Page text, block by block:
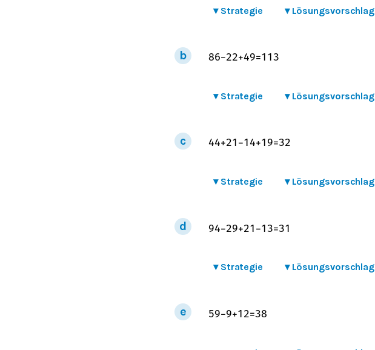
▾ Strategie ▾ Lösungsvorschlag
86−22+49=113
▾ Strategie ▾ Lösungsvorschlag
44+21 −14+19=32
▾ Strategie ▾ Lösungsvorschlag
94−29+21 −13=31
▾ Strategie ▾ Lösungsvorschlag
59−9+12=38